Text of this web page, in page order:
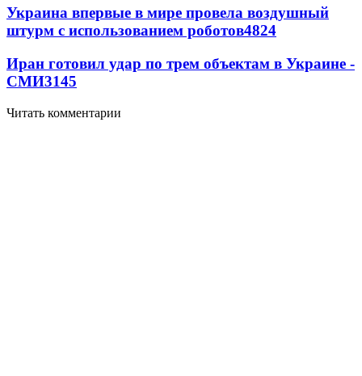
Украина впервые в мире провела воздушный
штурм с использованием роботов4824
Иран готовил удар по трем объектам в Украине -
СМИ3145
Читать комментарии